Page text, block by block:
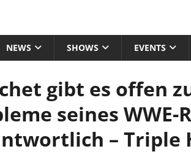
NEWS SHOWS EVENTS
gibt es offen
seines WWE-
– Triple